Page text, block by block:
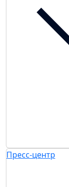
Пресс-центр